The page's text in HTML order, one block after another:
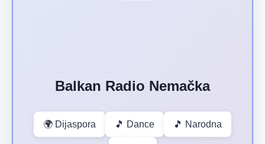
Balkan Radio Nemačka
🌍 Dijaspora 🎵 Dance 🎵 Narodna